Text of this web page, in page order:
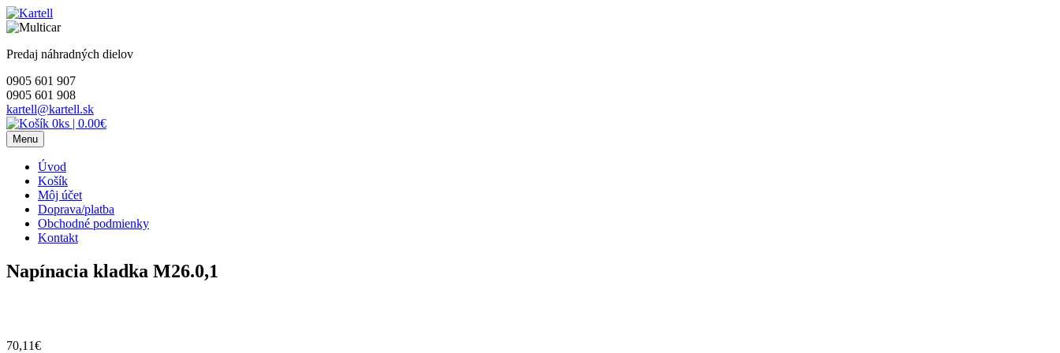
Skip
to
Predaj náhradných dielov
0905 601 907
0905 601 908
kartell@kartell.sk
0ks | 0.00€
Menu
Úvod
Košík
Môj účet
Doprava/platba
Obchodné podmienky
Kontakt
Napínacia kladka M26.0,1
70,11€